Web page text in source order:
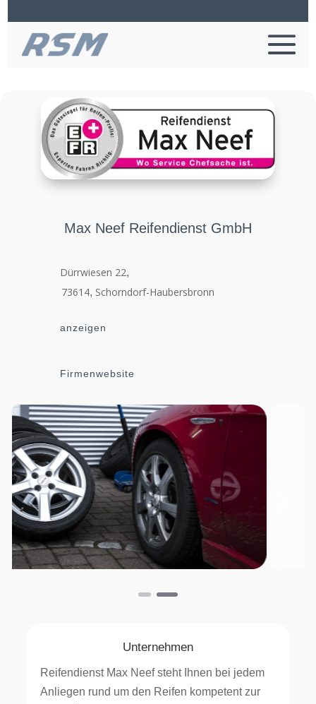
Max Neef Reifendienst GmbH
Dürrwiesen 22,
73614, Schorndorf-Haubersbronn
anzeigen
Firmenwebsite
Vorheriges
Unternehmen
Reifendienst Max Neef steht Ihnen bei jedem
Anliegen rund um den Reifen kompetent zur